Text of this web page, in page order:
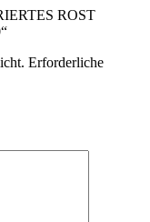
ROST
Erforderliche